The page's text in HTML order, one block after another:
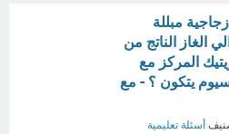
مبللة
الغاز الناتج من
المركز مع
يتكون ؟ - مع
أسئلة تعليمية